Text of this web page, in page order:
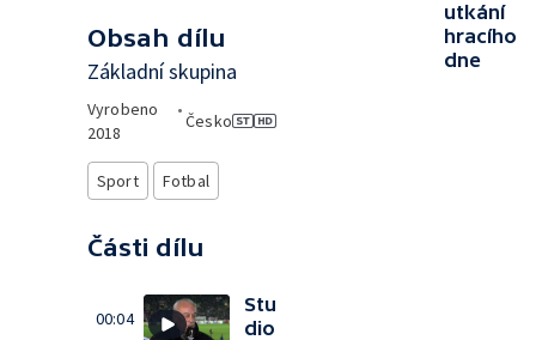
Obsah dílu
Základní skupina
Vyrobeno
2018
•
Česko
Sport Fotbal
Části dílu
00:04
Stu
dio
utkání
hracího
dne